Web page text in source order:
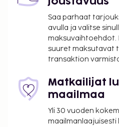
Saa parhaat
avulla ja valitse
maksuvaihtoehdot.
suuret maksutavat
transaktion
Matkailijat
maailmaa
Yli 30 vuoden